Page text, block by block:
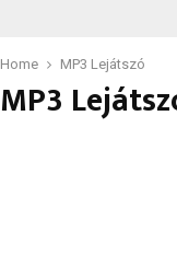
Home MP3 Lejátszó
MP3